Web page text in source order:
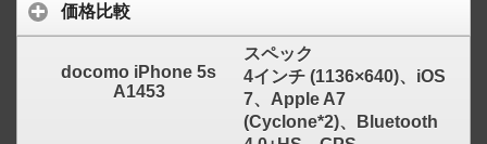
価格比較
docomo iPhone 5s
A1453
スペック
4インチ (1136×640)、iOS
7、Apple A7
(Cyclone*2)、Bluetooth